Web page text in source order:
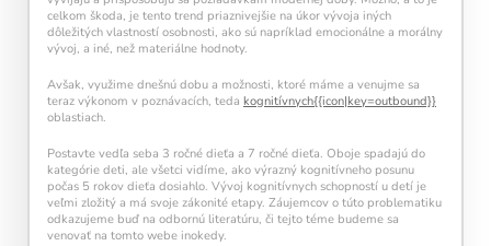
celkom škoda, je tento trend priaznivejšie na úkor vývoja iných
dôležitých vlastností osobnosti, ako sú napríklad emocionálne a morálny
vývoj, a iné, než materiálne hodnoty.
Avšak, využime dnešnú dobu a možnosti, ktoré máme a venujme sa
teraz výkonom v poznávacích, teda kognitívnych{{icon|key=outbound}}
oblastiach.
Postavte vedľa seba 3 ročné dieťa a 7 ročné dieťa. Oboje spadajú do
kategórie deti, ale všetci vidíme, ako výrazný kognitívneho posunu
počas 5 rokov dieťa dosiahlo. Vývoj kognitívnych schopností u detí je
veľmi zložitý a má svoje zákonité etapy. Záujemcov o túto problematiku
odkazujeme buď na odbornú literatúru, či tejto téme budeme sa
venovať na tomto webe inokedy.